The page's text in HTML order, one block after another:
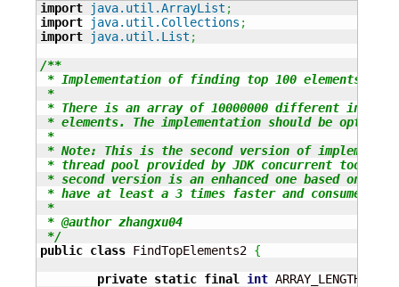
import java.util.ArrayList ;
import
java.util.Collections ;
import
java.util.List ;
/**
* Implementation of finding top 100 elements
*
* There is an array of 10000000 different int
* elements. The implementation should be
*
* Note: This is the second version of
* thread pool provided by JDK concurrent
* second version is an enhanced one based on
* have at least a 3 times faster and consume less
*
* @author zhangxu04
*/
public class FindTopElements2 {
private static final int ARRAY_LENGTH